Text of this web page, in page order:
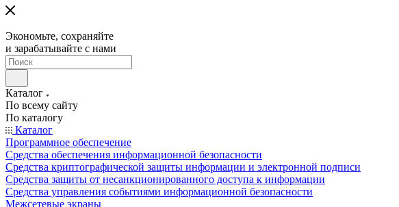
Экономьте, сохраняйте
и зарабатывайте с нами
Каталог
По всему сайту
По каталогу
Каталог
Программное обеспечение
Средства обеспечения информационной безопасности
Средства криптографической защиты информации и электронной подписи
Средства защиты от несанкционированного доступа к информации
Средства управления событиями информационной безопасности
Межсетевые экраны